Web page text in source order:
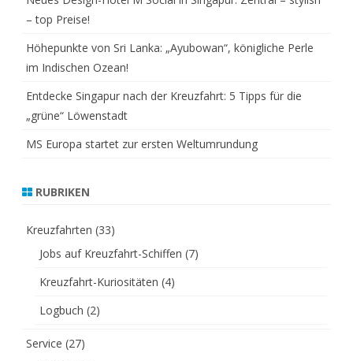
– top Preise!
Höhepunkte von Sri Lanka: „Ayubowan“, königliche Perle
im Indischen Ozean!
Entdecke Singapur nach der Kreuzfahrt: 5 Tipps für die
„grüne“ Löwenstadt
MS Europa startet zur ersten Weltumrundung
RUBRIKEN
Kreuzfahrten (33)
Jobs auf Kreuzfahrt-Schiffen (7)
Kreuzfahrt-Kuriositäten (4)
Logbuch (2)
Service (27)